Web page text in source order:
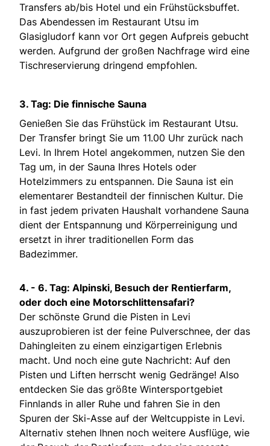
Transfers ab/bis Hotel und ein Frühstücksbuffet.
Das Abendessen im Restaurant Utsu im
Glasigludorf kann vor Ort gegen Aufpreis gebucht
werden. Aufgrund der großen Nachfrage wird eine
Tischreservierung dringend empfohlen.
3. Tag: Die finnische Sauna
Genießen Sie das Frühstück im Restaurant Utsu.
Der Transfer bringt Sie um 11.00 Uhr zurück nach
Levi. In Ihrem Hotel angekommen, nutzen Sie den
Tag um, in der Sauna Ihres Hotels oder
Hotelzimmers zu entspannen. Die Sauna ist ein
elementarer Bestandteil der finnischen Kultur. Die
in fast jedem privaten Haushalt vorhandene Sauna
dient der Entspannung und Körperreinigung und
ersetzt in ihrer traditionellen Form das
Badezimmer.
4. - 6. Tag: Alpinski, Besuch der Rentierfarm,
oder doch eine Motorschlittensafari?
Der schönste Grund die Pisten in Levi
auszuprobieren ist der feine Pulverschnee, der das
Dahingleiten zu einem einzigartigen Erlebnis
macht. Und noch eine gute Nachricht: Auf den
Pisten und Liften herrscht wenig Gedränge! Also
entdecken Sie das größte Wintersportgebiet
Finnlands in aller Ruhe und fahren Sie in den
Spuren der Ski-Asse auf der Weltcuppiste in Levi.
Alternativ stehen Ihnen noch weitere Ausflüge, wie